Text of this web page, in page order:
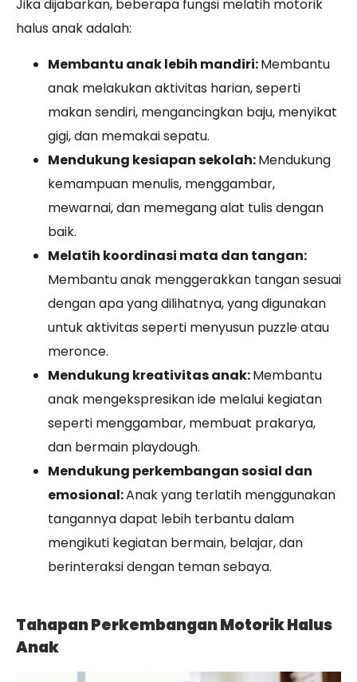
Jika dijabarkan, beberapa fungsi melatih motorik
halus anak adalah:
Membantu anak lebih mandiri:Membantu
anak melakukan aktivitas harian, seperti
makan sendiri, mengancingkan baju, menyikat
gigi, dan memakai sepatu.
Mendukung kesiapan sekolah:Mendukung
kemampuan menulis, menggambar,
mewarnai, dan memegang alat tulis dengan
baik.
Melatih koordinasi mata dan tangan:
Membantu anak menggerakkan tangan sesuai
dengan apa yang dilihatnya, yang digunakan
untuk aktivitas seperti menyusun puzzle atau
meronce.
Mendukung kreativitas anak:Membantu
anak mengekspresikan ide melalui kegiatan
seperti menggambar, membuat prakarya,
dan bermain playdough.
Mendukung perkembangan sosial dan
emosional:Anak yang terlatih menggunakan
tangannya dapat lebih terbantu dalam
mengikuti kegiatan bermain, belajar, dan
berinteraksi dengan teman sebaya.
Tahapan Perkembangan Motorik Halus
Anak